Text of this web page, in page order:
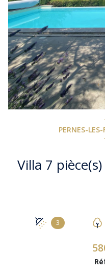
PERNES-
Villa 7 pièce(s) 4 chambre(s) 187
3